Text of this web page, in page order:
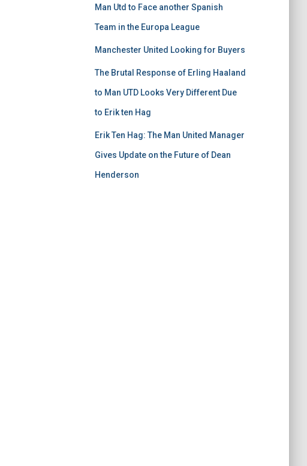
Man Utd to Face another Spanish
Team in the Europa League
Manchester United Looking for Buyers
The Brutal Response of Erling Haaland
to Man UTD Looks Very Different Due
to Erik ten Hag
Erik Ten Hag: The Man United Manager
Gives Update on the Future of Dean
Henderson